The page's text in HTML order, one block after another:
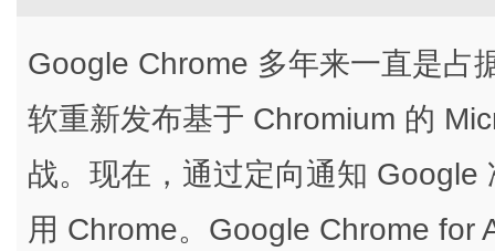
Google Chrome 多年来一直是占
软重新发布基于 Chromium 的
战。现在，通过定向通知
用 Chrome。Google Chrome for